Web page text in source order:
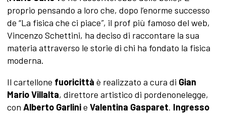
proprio pensando a loro che, dopo l’enorme successo
de “La fisica che ci piace”, il prof più famoso del web,
Vincenzo Schettini, ha deciso di raccontare la sua
materia attraverso le storie di chi ha fondato la fisica
moderna.
Il cartellone fuoricittà è realizzato a cura di Gian
Mario Villalta, direttore artistico di pordenonelegge,
con Alberto Garlinie Valentina Gasparet. Ingresso